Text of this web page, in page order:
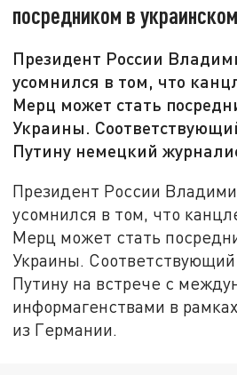
посредником в
Президент России
усомнился в том, что
Мерц может стать
Украины.
Путину немецкий
Президент России
усомнился в том, что
Мерц может стать
Украины. Соответствующий
Путину на встрече с
информагенствами в
из Германии.